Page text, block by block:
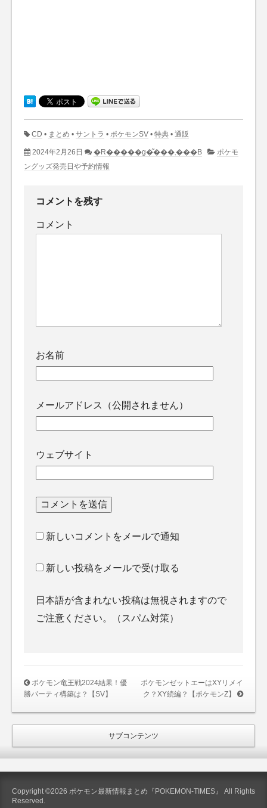
CD • まとめ • サントラ • ポケモンSV • 特典 • 通販
2024年2月26日 �R�����g�͂���܂���B
ポケモ
ングッズ発売日や予約情報
コメントを残す
コメント
お名前
メールアドレス（公開されません）
ウェブサイト
新しいコメントをメールで通知
新しい投稿をメールで受け取る
日本語が含まれない投稿は無視されますので
ご注意ください。（スパム対策）
ポケモン竜王戦2024結果！優
勝パーティ構築は？【SV】
ポケモンゼットエーはXYリメイ
ク？XY続編？【ポケモンZ】
サブコンテンツ
Copyright ©2026 ポケモン最新情報まとめ『POKEMON-TIMES』 All Rights
Reserved.